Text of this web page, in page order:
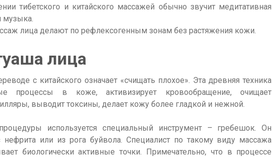
тибетского и китайского массажей обычно звучит медитативная
музыка.
лица делают по рефлексогенным зонам без растяжения кожи.
лица
с китайского означает «счищать плохое». Эта древняя техника
процессы в коже, активизирует кровообращение, очищает
выводит токсины, делает кожу более гладкой и нежной.
используется специальный инструмент – гребешок. Он
нефрита или из рога буйвола. Специалист по такому виду массажа
биологически активные точки. Примечательно, что в процессе